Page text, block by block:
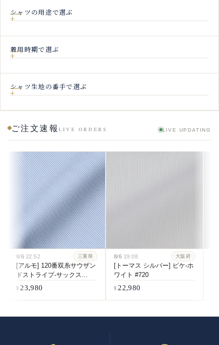
シャツの用途で選ぶ
着用時期で選ぶ
シャツ生地の番手で選ぶ
ご注文速報 LIVE ORDERS LIVE UPDATING
8/6 22:52 三重県
[アルモ] 120番双糸サウザン
ドストライプ-サックス
#6084
23,980
8/6 19:08 大阪府
[トーマス シルバー] ピケ-ホ
ワイト #720
22,980